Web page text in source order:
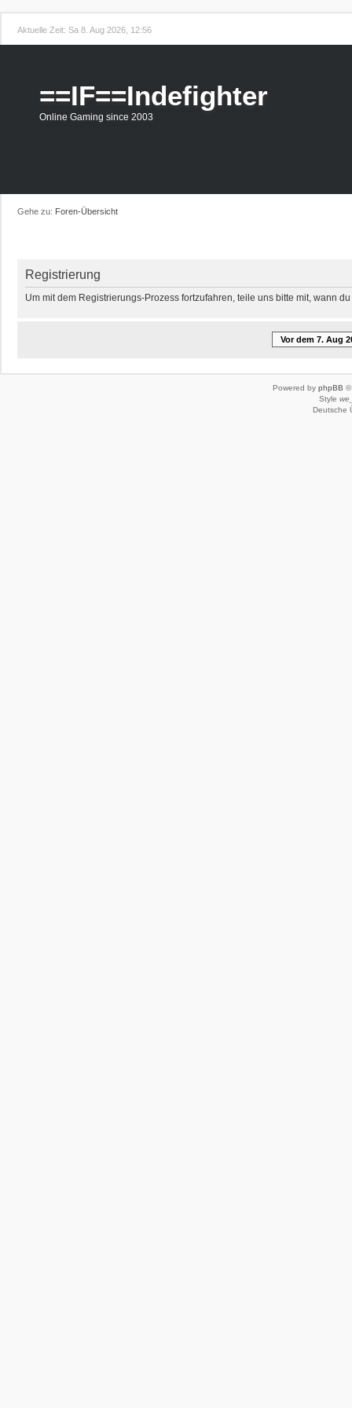
Aktuelle Zeit: Sa 8. Aug 2026, 12:56
==IF==Indefighter
Online Gaming since 2003
Gehe zu: Foren-Übersicht
Registrierung
Um mit dem Registrierungs-Prozess fortzufahren, teile uns bitte mit, wann
Vor dem 7. Aug
Powered by phpBB ©
Style
Deutsche